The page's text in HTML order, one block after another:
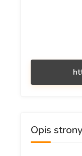
Opis strony